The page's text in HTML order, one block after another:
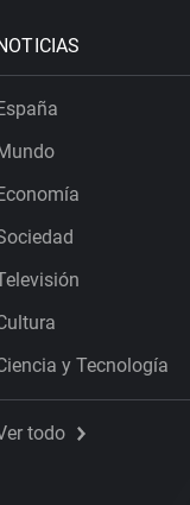
y Tecnología
todo